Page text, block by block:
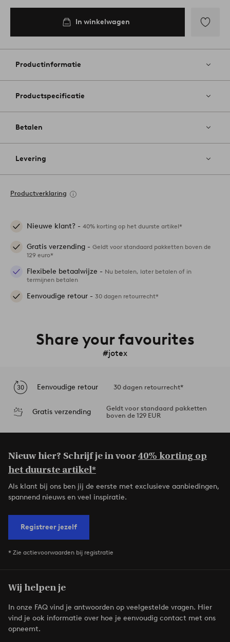
In winkelwagen
aan
Productinformatie
Productspecificatie
Betalen
Levering
Productverklaring
Nieuwe klant? - 40% korting op het duurste artikel*
Gratis verzending - Geldt voor standaard pakketten boven de
129 euro*
Flexibele betaalwijze - Nu betalen, later betalen of in
termijnen betalen
Eenvoudige retour - 30 dagen retourrecht*
Share your favourites
#jotex
Eenvoudige retour 30 dagen retourrecht*
Gratis verzending
Geldt voor standaard pakketten
boven de 129 EUR
Nieuw hier? Schrijf je in voor40% korting op
het duurste artikel*
Als klant bij ons ben jij de eerste met exclusieve aanbiedingen,
spannend nieuws en veel inspiratie.
Registreer jezelf
* Zie actievoorwaarden bij registratie
Wij helpen je
In onze FAQ vind je antwoorden op veelgestelde vragen. Hier
vind je ook informatie over hoe je eenvoudig contact met ons
opneemt.